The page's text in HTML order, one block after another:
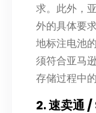
求。此外，
外的具体要
地标注电池
须符合亚马
存储过程中的
2. 速卖通